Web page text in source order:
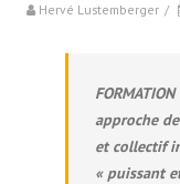
Hervé Lustemberger /
approche
et collectif
« puissant